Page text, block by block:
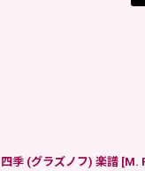
四季 (グラズノフ) 楽譜 [M.